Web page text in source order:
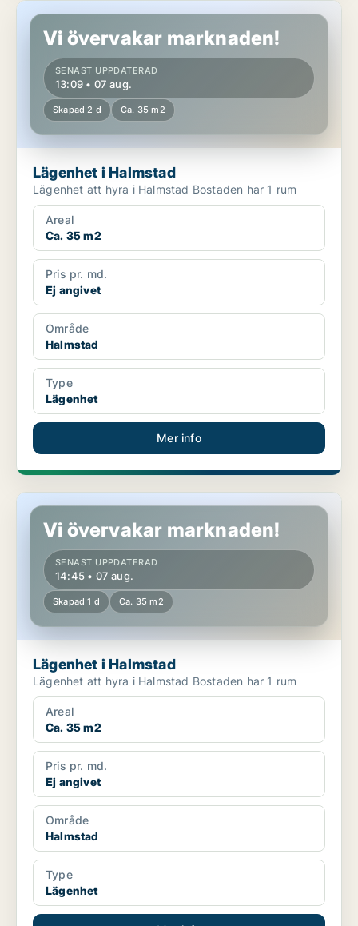
Lägenhet i Halmstad
Vi övervakar marknaden!
SENAST UPPDATERAD
13:09 • 07 aug.
Skapad 2 d Ca. 35 m2
Lägenhet i Halmstad
Lägenhet att hyra i Halmstad Bostaden har 1 rum
Areal
Ca. 35 m2
Pris pr. md.
Ej angivet
Område
Halmstad
Type
Lägenhet
Mer info
Lägenhet i Halmstad
Vi övervakar marknaden!
SENAST UPPDATERAD
14:45 • 07 aug.
Skapad 1 d Ca. 35 m2
Lägenhet i Halmstad
Lägenhet att hyra i Halmstad Bostaden har 1 rum
Areal
Ca. 35 m2
Pris pr. md.
Ej angivet
Område
Halmstad
Type
Lägenhet